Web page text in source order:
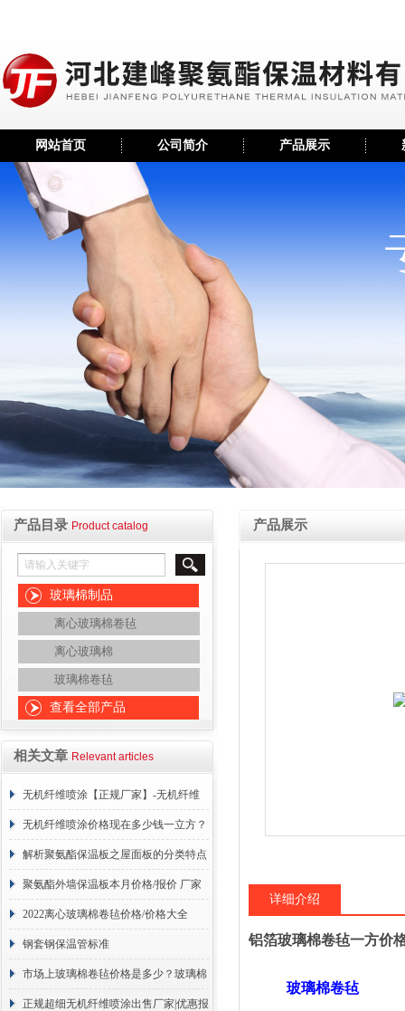
网站首页 公司简介 产品展示
产品目录 Product catalog
玻璃棉制品
离心玻璃棉卷毡
离心玻璃棉
玻璃棉卷毡
查看全部产品
相关文章 Relevant articles
无机纤维喷涂【正规厂家】-无机纤维
喷涂价格明细
无机纤维喷涂价格现在多少钱一立方？
解析聚氨酯保温板之屋面板的分类特点
聚氨酯外墙保温板本月价格/报价 厂家
报价
2022离心玻璃棉卷毡价格/价格大全
钢套钢保温管标准
市场上玻璃棉卷毡价格是多少？玻璃棉
卷毡价格详情
正规超细无机纤维喷涂出售厂家|优惠报
产品展示
详细介绍
铝箔玻璃棉卷毡一方价
玻璃棉卷毡